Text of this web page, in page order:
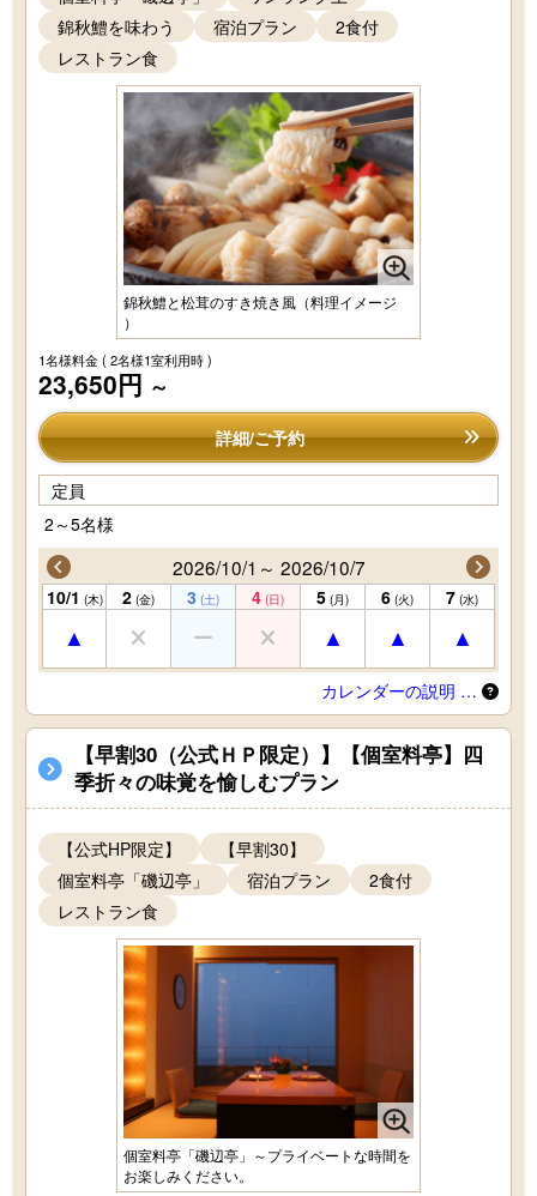
錦秋鱧を味わう
宿泊プラン
2食付
レストラン食
錦秋鱧と松茸のすき焼き風（料理イメージ
）
1名様料金( 2名様1室利用時 )
23,650円 ～
詳細/ご予約
定員
2～5名様
2026/10/1～ 2026/10/7
10/1 (木) 2 (金) 3 (土) 4 (日) 5 (月) 6 (火) 7 (水)
カレンダーの説明 …
【早割30（公式ＨＰ限定）】【個室料亭】四
季折々の味覚を愉しむプラン
【公式HP限定】
【早割30】
個室料亭「磯辺亭」
宿泊プラン
2食付
レストラン食
個室料亭「磯辺亭」～プライベートな時間を
お楽しみください。